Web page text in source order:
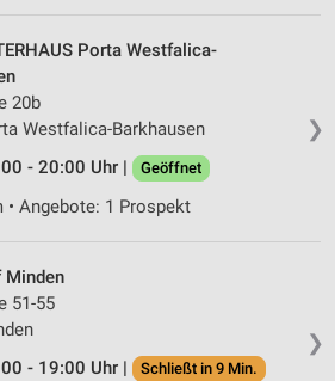
❯
Porta Westfalica-
20b
Westfalica-Barkhausen
- 20:00 Uhr |
Geöffnet
• Angebote: 1 Prospekt
❯
Minden
51-55
- 19:00 Uhr |
Schließt in 9 Min.